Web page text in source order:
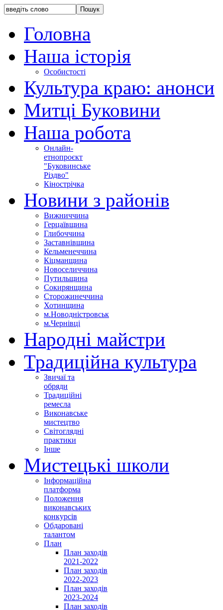
Головна
Наша історія
Особистості
Культура краю: анонси
Митці Буковини
Наша робота
Онлайн-
етнопроєкт
"Буковинське
Різдво"
Кінострічка
Новини з районів
Вижниччина
Герцаївщина
Глибоччина
Заставнівщина
Кельменеччина
Кіцманщина
Новоселиччина
Путильщина
Сокирянщина
Сторожинеччина
Хотинщина
м.Новодністровськ
м.Чернівці
Народні майстри
Традиційна культура
Звичаї та
обряди
Традиційні
ремесла
Виконавське
мистецтво
Світоглядні
практики
Інше
Мистецькі школи
Інформаційна
платформа
Положення
виконавських
конкурсів
Обдаровані
талантом
План
План заходів
2021-2022
План заходів
2022-2023
План заходів
2023-2024
План заходів